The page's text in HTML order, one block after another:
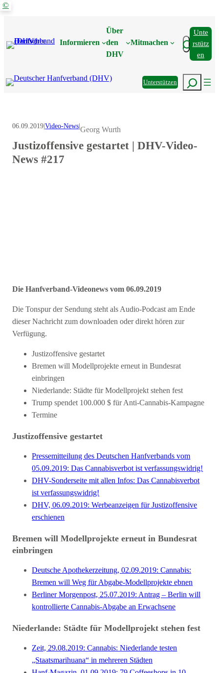
Zum
Informieren
Über
den
DHV
Mitmachen Suchen
Unte
Rstütz
En
UnterstützenSuchen
©
06.09.2019|Video-News|Georg Wurth
Justizoffensive gestartet | DHV-Video-
News #217
Die Hanfverband-Videonews vom 06.09.2019
Die Tonspur der Sendung steht als Audio-Podcast am Ende
dieser Nachricht zum downloaden oder direkt hören zur
Verfügung.
Justizoffensive gestartet
Bremen will Modellprojekte erneut in Bundesrat
einbringen
Niederlande: Städte für Modellprojekt stehen fest
Trump spendet 100.000 $ für Anti-Cannabis-Kampagne
Termine
Justizoffensive gestartet
Pressemitteilung des Deutschen Hanfverbands vom
05.09.2019: Das Cannabisverbot ist verfassungswidrig!
DHV-Sonderseite mit allen Infos: Das Cannabisverbot
ist verfassungswidrig!
DHV, 06.09.2019: Werbeanzeigen für Justizoffensive
erschienen
Bremen will Modellprojekte erneut in Bundesrat
einbringen
Deutsche Apothekerzeitung, 02.09.2019: Cannabis:
Bremen will Weg für Abgabe-Modellprojekte ebnen
Berliner Morgenpost, 25.07.2019: Antrag – Berlin will
kontrollierte Cannabis-Abgabe an Erwachsene
Niederlande: Städte für Modellprojekt stehen fest
Zeit, 29.08.2019: Cannabis: Niederlande testen
„Staatsmarihuana“ in mehreren Städten